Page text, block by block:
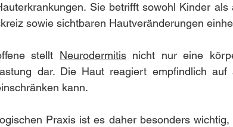
Sie betrifft sowohl Kinder
sowie sichtbaren Hautveränderungen
stellt Neurodermitis nicht nur eine
dar. Die Haut reagiert empfindlich
kann.
Praxis ist es daher besonders